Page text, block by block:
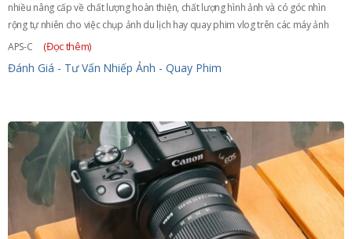
nhiều nâng cấp về chất lượng hoàn thiện, chất lượng hình ảnh và có góc nhìn
rộng tự nhiên cho việc chụp ảnh du lịch hay quay phim vlog trên các máy ảnh
APS-C
(Đọc thêm)
Đánh Giá - Tư Vấn Nhiếp Ảnh - Quay Phim